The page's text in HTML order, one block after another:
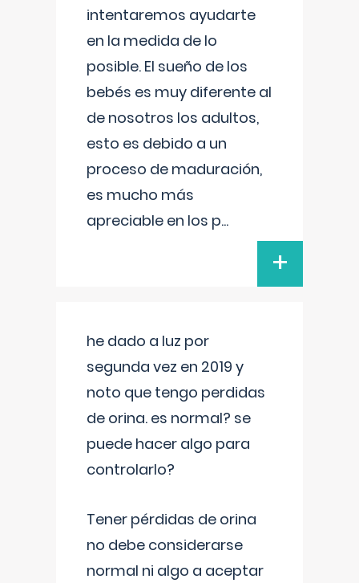
intentaremos ayudarte
en la medida de lo
posible. El sueño de los
bebés es muy diferente al
de nosotros los adultos,
esto es debido a un
proceso de maduración,
es mucho más
apreciable en los p...
+
he dado a luz por
segunda vez en 2019 y
noto que tengo perdidas
de orina. es normal? se
puede hacer algo para
controlarlo?
Tener pérdidas de orina
no debe considerarse
normal ni algo a aceptar